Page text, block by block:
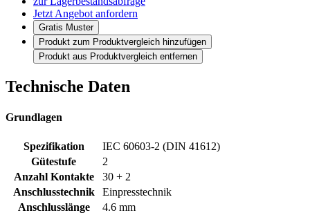
Jetzt Angebot anfordern
Gratis Muster
Produkt zum Produktvergleich hinzufügen
Produkt aus Produktvergleich entfernen
Technische Daten
Grundlagen
Spezifikation
IEC 60603-2 (DIN 41612)
Gütestufe
2
Anzahl Kontakte
30 + 2
Anschlusstechnik
Einpresstechnik
Anschlusslänge
4.6 mm